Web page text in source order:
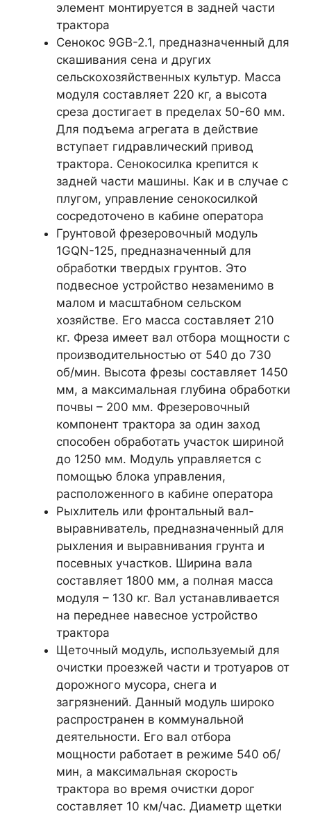
элемент монтируется в задней части
трактора
Сенокос 9GB-2.1, предназначенный для
скашивания сена и других
сельскохозяйственных культур. Масса
модуля составляет 220 кг, а высота
среза достигает в пределах 50-60 мм.
Для подъема агрегата в действие
вступает гидравлический привод
трактора. Сенокосилка крепится к
задней части машины. Как и в случае с
плугом, управление сенокосилкой
сосредоточено в кабине оператора
Грунтовой фрезеровочный модуль
1GQN-125, предназначенный для
обработки твердых грунтов. Это
подвесное устройство незаменимо в
малом и масштабном сельском
хозяйстве. Его масса составляет 210
кг. Фреза имеет вал отбора мощности с
производительностью от 540 до 730
об/мин. Высота фрезы составляет 1450
мм, а максимальная глубина обработки
почвы – 200 мм. Фрезеровочный
компонент трактора за один заход
способен обработать участок шириной
до 1250 мм. Модуль управляется с
помощью блока управления,
расположенного в кабине оператора
Рыхлитель или фронтальный вал-
выравниватель, предназначенный для
рыхления и выравнивания грунта и
посевных участков. Ширина вала
составляет 1800 мм, а полная масса
модуля – 130 кг. Вал устанавливается
на переднее навесное устройство
трактора
Щеточный модуль, используемый для
очистки проезжей части и тротуаров от
дорожного мусора, снега и
загрязнений. Данный модуль широко
распространен в коммунальной
деятельности. Его вал отбора
мощности работает в режиме 540 об/
мин, а максимальная скорость
трактора во время очистки дорог
составляет 10 км/час. Диаметр щетки